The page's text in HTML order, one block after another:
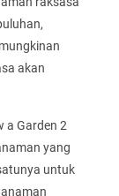
akan
a Garden 2
yang
untuk